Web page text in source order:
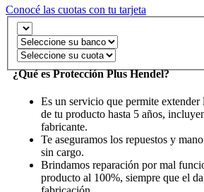
Conocé las cuotas con tu tarjeta
¿Qué es Protección Plus Hendel?
Es un servicio que permite extender
de tu producto hasta 5 años,
fabricante.
Te aseguramos los repuestos y
sin cargo.
Brindamos reparación por mal
producto al 100%, siempre que el